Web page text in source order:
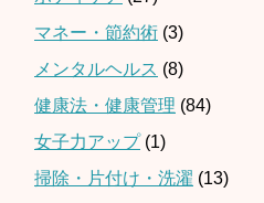
マネー・節約術 (3)
メンタルヘルス (8)
健康法・健康管理 (84)
女子力アップ(1)
掃除・片付け・洗濯 (13)